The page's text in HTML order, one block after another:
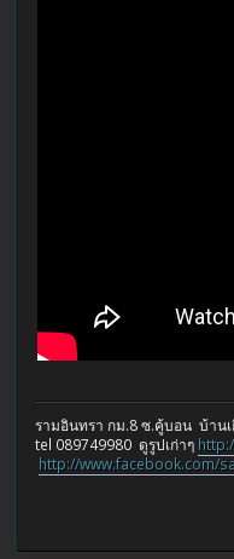
รามอินทรา กม.8 ซ.คู้บอน บ้าน
tel 089749980 ดูรูปเก่าๆ
http://www.facebook.com/